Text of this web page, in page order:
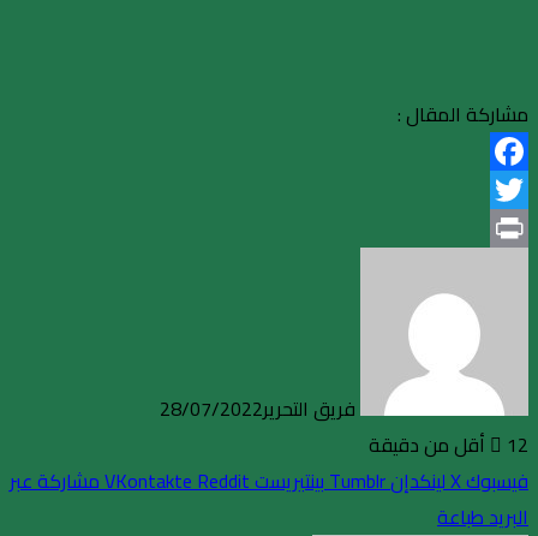
مشاركة المقال :
Facebook
Twitter
فريق التحرير28/07/2022
12
أقل من دقيقة
فيسبوكXلينكدإن بينتيريست
مشاركة عبر
البريدطباعة